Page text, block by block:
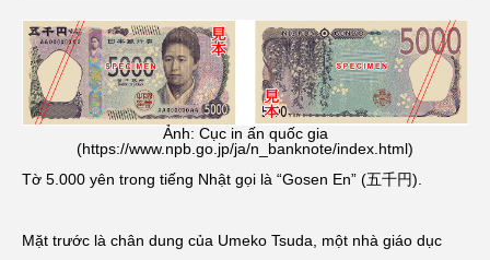
Ảnh: Cục in ấn quốc gia
(https://www.npb.go.jp/ja/n_banknote/index.html)
Tờ 5.000 yên trong tiếng Nhật gọi là “Gosen En” (五千円).
Mặt trước là chân dung của Umeko Tsuda, một nhà giáo dục